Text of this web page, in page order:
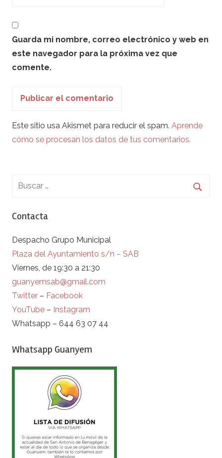
Guarda mi nombre, correo electrónico y web en
este navegador para la próxima vez que
comente.
Este sitio usa Akismet para reducir el spam. Aprende
cómo se procesan los datos de tus comentarios.
Contacta
Despacho Grupo Municipal
Plaza del Ayuntamiento s/n – SAB
Viernes, de 19:30 a 21:30
guanyemsab@gmail.com
Twitter – Facebook
YouTube – Instagram
Whatsapp – 644 63 07 44
Whatsapp Guanyem